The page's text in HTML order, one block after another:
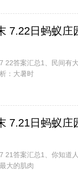
22答案汇总1、民间有
：大暑时
21答案汇总1、你知道
大的肌肉